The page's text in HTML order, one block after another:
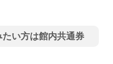
たい方は館内共通券